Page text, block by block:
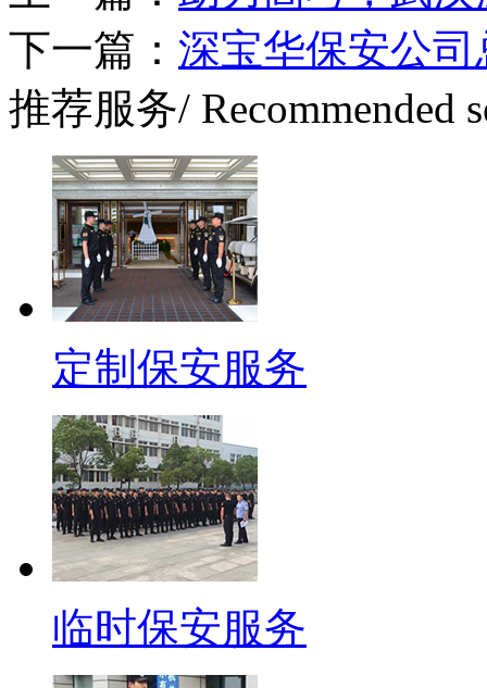
下一篇： 深宝华保安公
推荐服务/ Recommended
定制保安服务
临时保安服务